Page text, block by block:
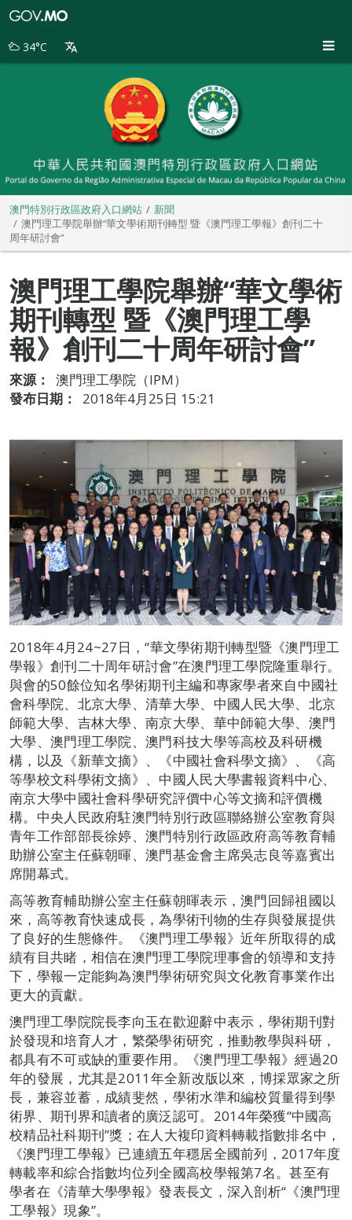
別
34°C
澳門特別行政區政府入口網站
新聞
澳門理工學院舉辦“華文學術期刊轉型 暨《澳門理工學報》創刊二十
周年研討會”
澳門理工學院舉辦“華文學術
期刊轉型 暨《澳門理工學
報》創刊二十周年研討會”
來源：
澳門理工學院（IPM）
發布日期：
2018年4月25日 15:21
2018年4月24~27日，“華文學術期刊轉型暨《澳門理工
學報》創刊二十周年研討會”在澳門理工學院隆重舉行。
與會的50餘位知名學術期刊主編和專家學者來自中國社
會科學院、北京大學、清華大學、中國人民大學、北京
師範大學、吉林大學、南京大學、華中師範大學、澳門
大學、澳門理工學院、澳門科技大學等高校及科研機
構，以及《新華文摘》、《中國社會科學文摘》、《高
等學校文科學術文摘》、中國人民大學書報資料中心、
南京大學中國社會科學研究評價中心等文摘和評價機
構。中央人民政府駐澳門特別行政區聯絡辦公室教育與
青年工作部部長徐婷、澳門特別行政區政府高等教育輔
助辦公室主任蘇朝暉、澳門基金會主席吳志良等嘉賓出
席開幕式。
高等教育輔助辦公室主任蘇朝暉表示，澳門回歸祖國以
來，高等教育快速成長，為學術刊物的生存與發展提供
了良好的生態條件。《澳門理工學報》近年所取得的成
績有目共睹，相信在澳門理工學院理事會的領導和支持
下，學報一定能夠為澳門學術研究與文化教育事業作出
更大的貢獻。
澳門理工學院院長李向玉在歡迎辭中表示，學術期刊對
於發現和培育人才，繁榮學術研究，推動教學與科研，
都具有不可或缺的重要作用。《澳門理工學報》經過20
年的發展，尤其是2011年全新改版以來，博採眾家之所
長，兼容並蓄，成績斐然，學術水準和編校質量得到學
術界、期刊界和讀者的廣泛認可。2014年榮獲“中國高
校精品社科期刊”獎；在人大複印資料轉載指數排名中，
《澳門理工學報》已連續五年穩居全國前列，2017年度
轉載率和綜合指數均位列全國高校學報第7名。甚至有
學者在《清華大學學報》發表長文，深入剖析“《澳門理
工學報》現象”。